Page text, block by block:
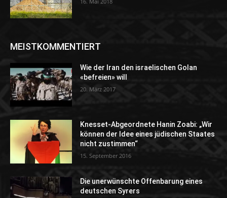
MEISTKOMMENTIERT
Wie der Iran den israelischen Golan
«befreien» will
20. März 2017
Knesset-Abgeordnete Hanin Zoabi: „Wir
können der Idee eines jüdischen Staates
nicht zustimmen“
15. September 2016
Die unerwünschte Offenbarung eines
deutschen Syrers